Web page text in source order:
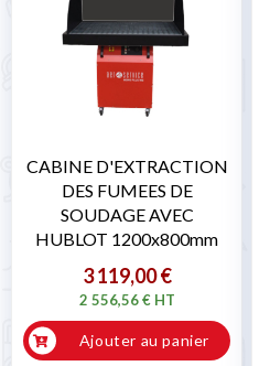
CABINE D'EXTRACTION
DES FUMEES DE
SOUDAGE AVEC
HUBLOT 1200x800mm
3 119,00 €
2 556,56 € HT
Ajouter au panier